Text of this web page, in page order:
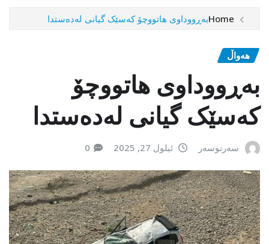
Homeبەڕووداوی هاتووچۆ کەسێک گیانی لەدەستدا
هەواڵ
بەڕووداوی هاتووچۆ
کەسێک گیانی لەدەستدا
سەرنوسەر ئیلول 27, 2025 0